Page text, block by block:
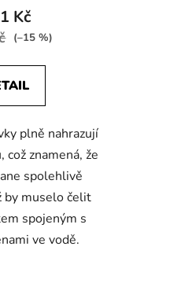
Kč
(–15 %)
plně nahrazují
což znamená, že
spolehlivě
by muselo čelit
spojeným s
ve vodě.